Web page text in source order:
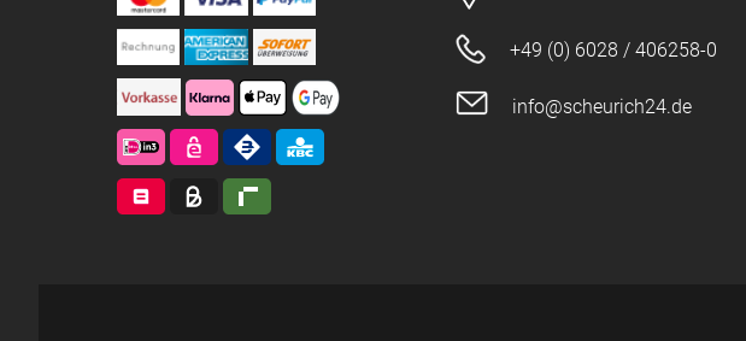
+49 (0) 6028 / 406258-0
info@scheurich24.de